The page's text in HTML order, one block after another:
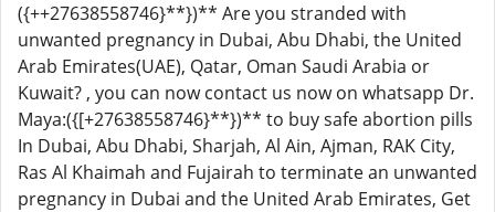
({++27638558746}**})** Are you stranded with
unwanted pregnancy in Dubai, Abu Dhabi, the United
Arab Emirates(UAE), Qatar, Oman Saudi Arabia or
Kuwait? , you can now contact us now on whatsapp Dr.
Maya:({[+27638558746}**})** to buy safe abortion pills
In Dubai, Abu Dhabi, Sharjah, Al Ain, Ajman, RAK City,
Ras Al Khaimah and Fujairah to terminate an unwanted
pregnancy in Dubai and the United Arab Emirates, Get